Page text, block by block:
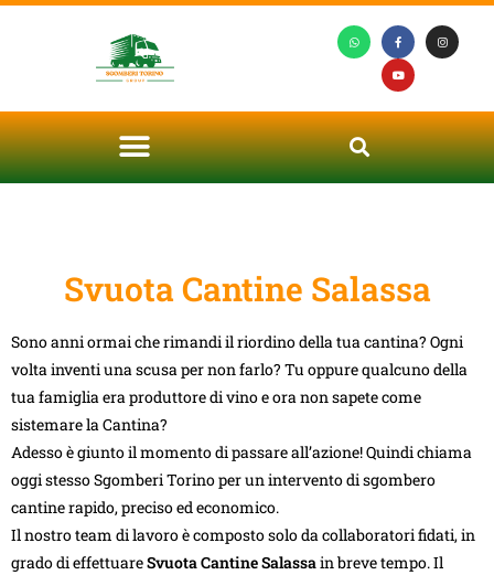
Svuota Cantine Salassa
Sono anni ormai che rimandi il riordino della tua cantina? Ogni
volta inventi una scusa per non farlo? Tu oppure qualcuno della
tua famiglia era produttore di vino e ora non sapete come
sistemare la Cantina?
Adesso è giunto il momento di passare all’azione! Quindi chiama
oggi stesso Sgomberi Torino per un intervento di sgombero
cantine rapido, preciso ed economico.
Il nostro team di lavoro è composto solo da collaboratori fidati, in
grado di effettuareSvuota Cantine Salassa in breve tempo. Il